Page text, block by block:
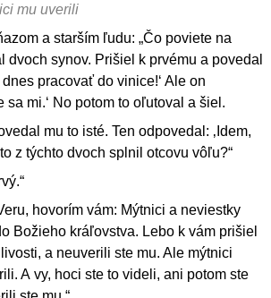
mu uverili
a starším ľudu: „Čo poviete na
dvoch synov. Prišiel k prvému a povedal
pracovať do vinice!‘ Ale on
sa mi.‘ No potom to oľutoval a šiel.
mu to isté. Ten odpovedal: ‚Idem,
z týchto dvoch splnil otcovu vôľu?“
hovorím vám: Mýtnici a neviestky
Božieho kráľovstva. Lebo k vám prišiel
a neuverili ste mu. Ale mýtnici
A vy, hoci ste to videli, ani potom ste